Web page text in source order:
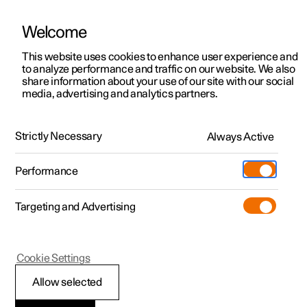
Polestar 2
Polestar 3
Polestar 4
Pre-owned
Shop
Meer
Testrit
Aanbiedingen voor
Testrit
Aanbiedingen voor
Polestar 4 coupé
Ontdek Polestar 4
Testrit
Bekijk onze stockwagens
Aanbiedingen voor
Ontdek Polestar 5
Over pre-owned
Pre-owned aanbiedingen
Aanbiedingen voor particulieren
Aanbiedingen voor
professionelen
Bekijk onze stockwagens
Configureer
Pre-owned
Testrit
Additionals
(Opent in een nieuw venster)
Experiences
Ontmoet ons
Servicepunten
Opladen
Support
HandleidingVideogalerijDownloadsSoftware-updates
Handleiding
Polestar 1 - 2020
Welcome
This website uses cookies to enhance user experience and
to analyze performance and traffic on our website. We also
share information about your use of our site with our social
media, advertising and analytics partners.
Strictly Necessary Always Active
Performance
Targeting and Advertising
Allow selected
Cookie Settings